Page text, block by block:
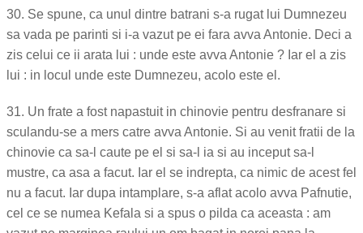
30. Se spune, ca unul dintre batrani s-a rugat lui Dumnezeu
sa vada pe parinti si i-a vazut pe ei fara avva Antonie. Deci a
zis celui ce ii arata lui : unde este avva Antonie ? Iar el a zis
lui : in locul unde este Dumnezeu, acolo este el.
31. Un frate a fost napastuit in chinovie pentru desfranare si
sculandu-se a mers catre avva Antonie. Si au venit fratii de la
chinovie ca sa-l caute pe el si sa-l ia si au inceput sa-l
mustre, ca asa a facut. Iar el se indrepta, ca nimic de acest fel
nu a facut. Iar dupa intamplare, s-a aflat acolo avva Pafnutie,
cel ce se numea Kefala si a spus o pilda ca aceasta : am